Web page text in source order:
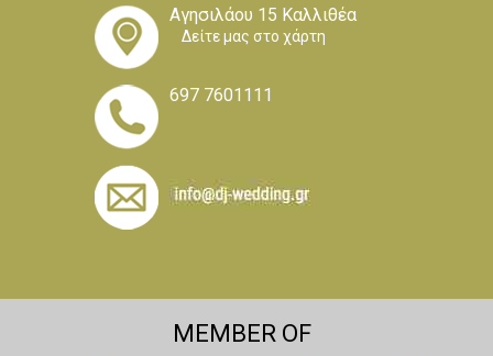
Αγησιλάου 15 Καλλιθέα
Δείτε μας στο χάρτη
697 7601111
MEMBER OF